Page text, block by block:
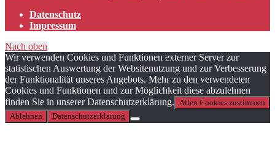
Datenschutz
Impressum
Nach oben
Wir verwenden Cookies und Funktionen externer Server zur
statistischen Auswertung der Websitenutzung und zur Verbesserung
der Funktionalität unseres Angebots. Mehr zu den verwendeten
Cookies und Funktionen und zur Möglichkeit diese abzulehnen
finden Sie in unserer Datenschutzerklärung. Allen Cookies zustimmen
Ablehnen
Datenschutzerklärung